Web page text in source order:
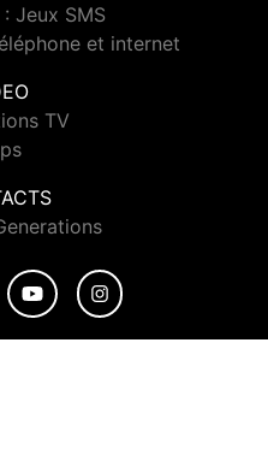
Jeux SMS
et internet
TV